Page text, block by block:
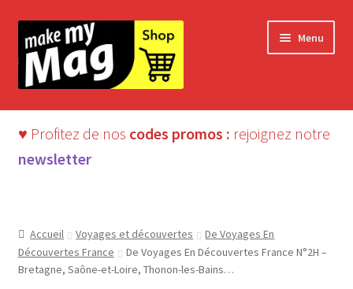
la
navigation
au
contenu
Menu
♥ Profitez de nos codes promos : rejoignez notre
newsletter
Accueil Voyages et découvertes
De Voyages En
Découvertes France
De Voyages En Découvertes France N°2H –
Bretagne, Saône-et-Loire, Thonon-les-Bains…